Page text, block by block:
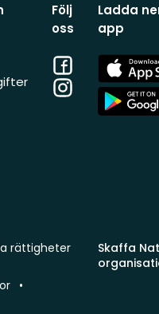
Följ
oss
Facebook
Instagram
Ladda
app
App
Store
App
Store
Skaffa
rättigheter